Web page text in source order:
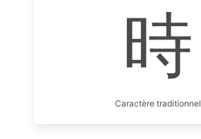
時
Caractère traditionnel